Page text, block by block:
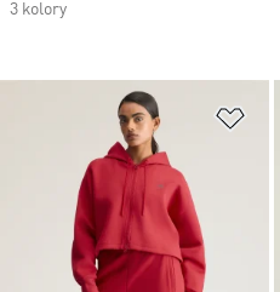
3 kolory